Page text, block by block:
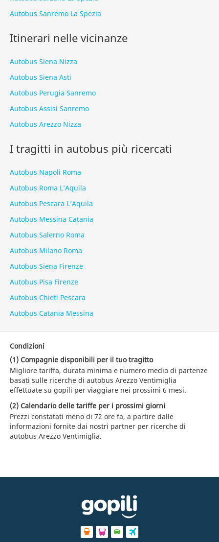
Autobus Sanremo La Spezia
Itinerari nelle vicinanze
Autobus Siena Nizza
Autobus Siena Asti
Autobus Perugia Sanremo
Autobus Assisi Sanremo
Autobus Arezzo Nizza
I tragitti in autobus più ricercati
Autobus Napoli Roma
Autobus Roma L’Aquila
Autobus Pescara L’Aquila
Autobus Messina Catania
Autobus Salerno Roma
Autobus Milano Roma
Autobus Siena Firenze
Autobus Pisa Firenze
Autobus Chieti Pescara
Autobus Catania Messina
Condizioni
(1) Compagnie disponibili per il tuo tragitto
Migliore tariffa, durata minima e numero medio di partenze
basati sulle ricerche di autobus Arezzo Ventimiglia
effettuate su gopili per viaggiare nei prossimi 6 mesi.
(2) Calendario delle tariffe per i prossimi giorni
Prezzi constatati meno di 72 ore fa, a partire dalle
informazioni fornite dai nostri partner per ricerche di
autobus Arezzo Ventimiglia.